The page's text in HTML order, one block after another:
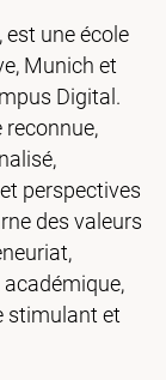
est une école
Munich et
Digital.
perspectives
des valeurs
académique,
stimulant et